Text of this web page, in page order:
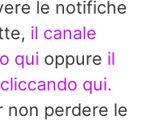
le notifiche
il canale
qui oppure il
qui.
non perdere le